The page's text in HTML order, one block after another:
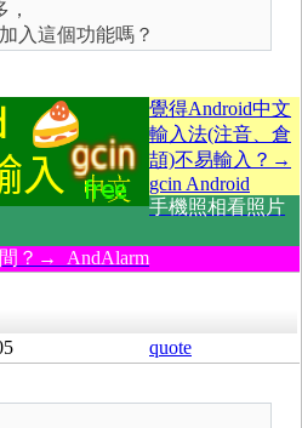
入這個功能嗎？
覺得Android中文
輸入法(注音、倉
頡)不易輸入？→
gcin Android
手機照相看照片
？→ AndAlarm
quote